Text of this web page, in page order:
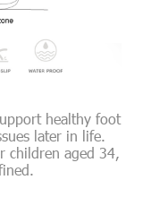
healthy foot
later in life.
children aged 34,